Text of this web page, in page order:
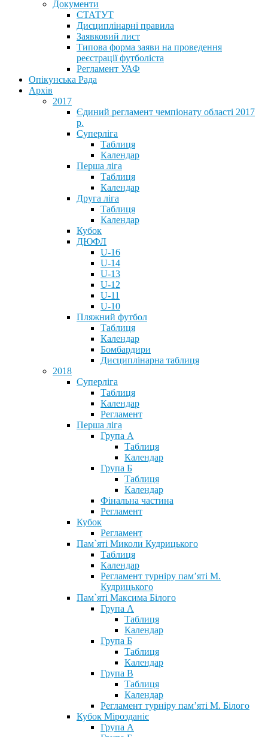
Документи
СТАТУТ
Дисциплінарні правила
Заявковий лист
Типова форма заяви на проведення
реєстрації футболіста
Регламент УАФ
Опікунська Рада
Архів
2017
Єдиний регламент чемпіонату області 2017
р.
Суперліга
Таблиця
Календар
Перша ліга
Таблиця
Календар
Друга ліга
Таблиця
Календар
Кубок
ДЮФЛ
U-16
U-14
U-13
U-12
U-11
U-10
Пляжний футбол
Таблиця
Календар
Бомбардири
Дисциплінарна таблиця
2018
Суперліга
Таблиця
Календар
Регламент
Перша ліга
Група А
Таблиця
Календар
Група Б
Таблиця
Календар
Фінальна частина
Регламент
Кубок
Регламент
Пам`яті Миколи Кудрицького
Таблиця
Календар
Регламент турніру пам’яті М.
Кудрицького
Пам`яті Максима Білого
Група А
Таблиця
Календар
Група Б
Таблиця
Календар
Група В
Таблиця
Календар
Регламент турніру пам’яті М. Білого
Кубок Мірозданіє
Група А